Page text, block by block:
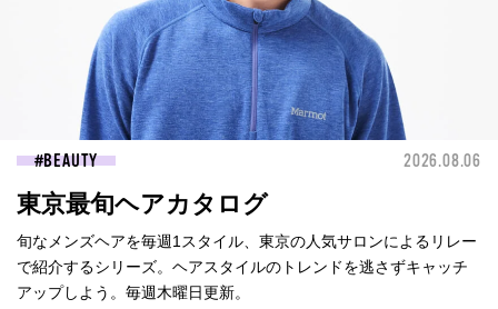
BEAUTY 2026.08.06
東京最旬ヘアカタログ
旬なメンズヘアを毎週1スタイル、東京の人気サロンによるリレー
で紹介するシリーズ。ヘアスタイルのトレンドを逃さずキャッチ
アップしよう。毎週木曜日更新。